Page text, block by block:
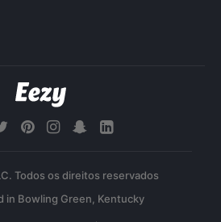
Todos os direitos reservados